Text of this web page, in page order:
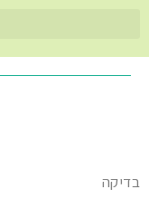
בדיקה